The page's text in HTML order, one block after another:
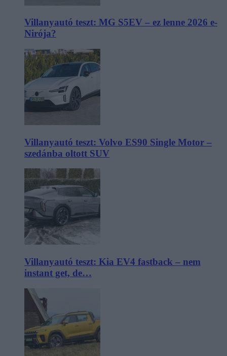
Villanyautó teszt: MG S5EV – ez lenne 2026 e-
Nirója?
Villanyautó teszt: Volvo ES90 Single Motor –
szedánba oltott SUV
Villanyautó teszt: Kia EV4 fastback – nem
instant get, de…